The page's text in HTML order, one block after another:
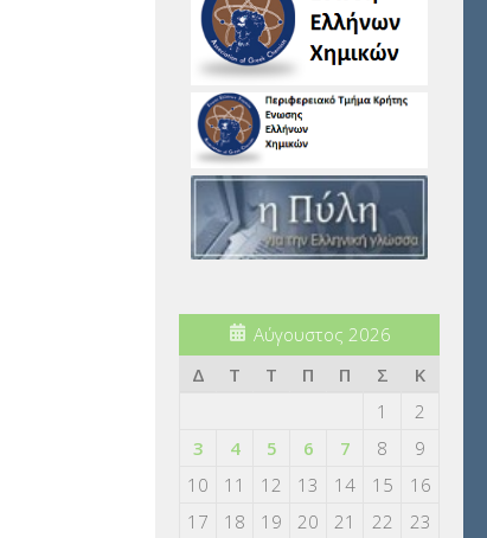
Αύγουστος 2026
Δ
Τ Τ Π Π Σ
Κ
1
2
3
4 5 6 7 8
9
10
11 12 13 14 15
16
17
18 19 20 21 22 23